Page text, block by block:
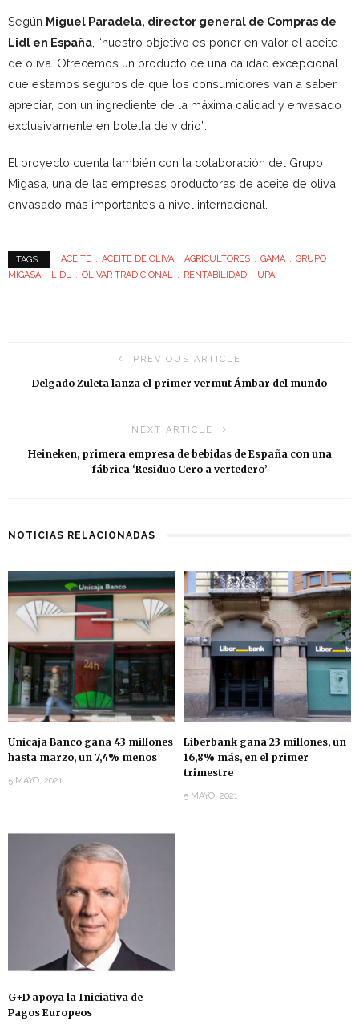
Según Miguel Paradela, director general de Compras de
Lidl en España , “nuestro objetivo es poner en valor el aceite
de oliva. Ofrecemos un producto de una calidad excepcional
que estamos seguros de que los consumidores van a saber
apreciar, con un ingrediente de la máxima calidad y envasado
exclusivamente en botella de vidrio”.
El proyecto cuenta también con la colaboración del Grupo
Migasa, una de las empresas productoras de aceite de oliva
envasado más importantes a nivel internacional.
TAGS : ACEITE ACEITE DE OLIVA AGRICULTORES GAMA
GRUPO
MIGASA
LIDL OLIVAR TRADICIONAL RENTABILIDAD UPA
PREVIOUS ARTICLE
Delgado Zuleta lanza el primer vermut Ámbar del mundo
NEXT ARTICLE
Heineken, primera empresa de bebidas de España con una
fábrica ‘Residuo Cero a vertedero’
NOTICIAS RELACIONADAS
Unicaja Banco gana 43 millones
hasta marzo, un 7,4% menos
5 MAYO, 2021
Liberbank gana 23 millones, un
16,8% más, en el primer
trimestre
5 MAYO, 2021
G+D apoya la Iniciativa de
Pagos Europeos